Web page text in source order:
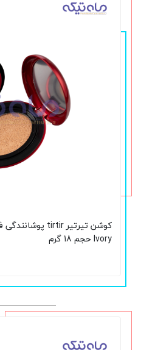
Ivory حجم 18 گرم